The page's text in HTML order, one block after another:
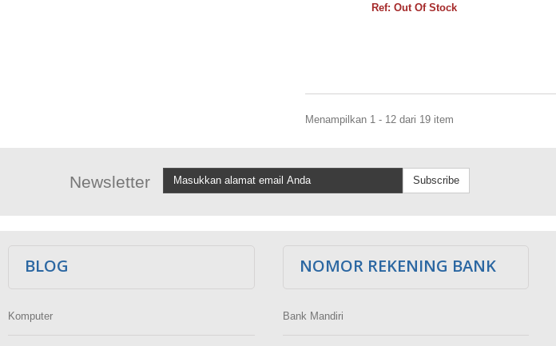
Ref: Out Of Stock
Menampilkan 1 - 12 dari 19 item
Newsletter Subscribe
BLOG
Komputer
NOMOR REKENING BANK
Bank Mandiri